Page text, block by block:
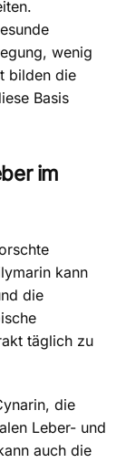
wenig
bilden die
Basis
im
kann
die
täglich zu
die
Leber- und
auch die